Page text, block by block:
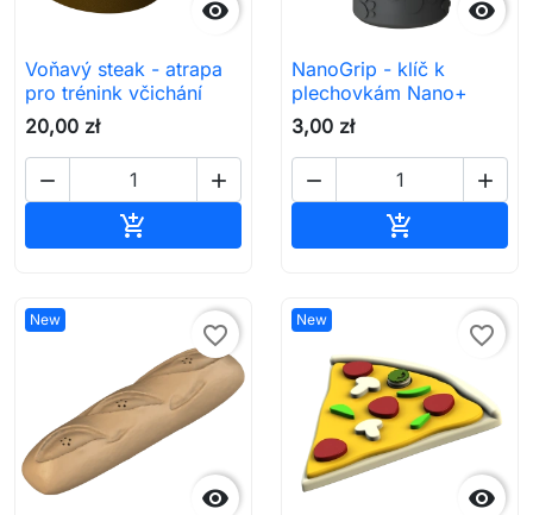

Voňavý steak - atrapa
pro trénink včichání
20,00 zł
 


NanoGrip - klíč k
plechovkám Nano+
3,00 zł
 

New

favorite_border
New

favorite_border